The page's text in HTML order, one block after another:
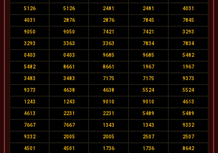
5126 5126 2481 2481 4031
4031 2876 2876 7845 7845
9050 9050 7421 7421 3293
3293 3363 3363 7834 7834
0403 0403 9685 9685 5482
5482 8661 8661 1967 1967
3483 3483 7175 7175 9373
9373 4638 4638 5524 5524
1243 1243 9010 9010 4613
4613 2231 2231 5489 5489
7667 7667 1343 1343 9332
9332 2005 2005 2507 2507
4501 4501 1736 1736 8642